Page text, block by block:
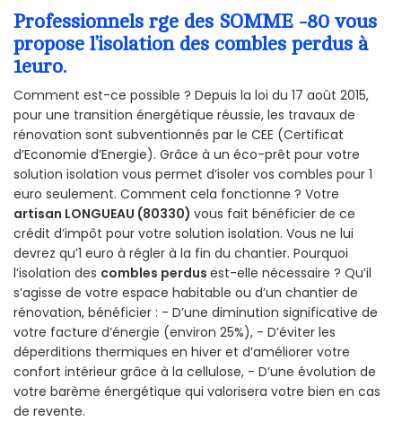
Professionnels rge des SOMME -80 vous
propose l’isolation des combles perdus à
1euro.
Comment est-ce possible ? Depuis la loi du 17 août 2015,
pour une transition énergétique réussie, les travaux de
rénovation sont subventionnés par le CEE (Certificat
d’Economie d’Energie). Grâce à un éco-prêt pour votre
solution isolation vous permet d’isoler vos combles pour 1
euro seulement. Comment cela fonctionne ? Votre
artisan LONGUEAU (80330) vous fait bénéficier de ce
crédit d’impôt pour votre solution isolation. Vous ne lui
devrez qu’1 euro à régler à la fin du chantier. Pourquoi
l’isolation des combles perdus est-elle nécessaire ? Qu’il
s’agisse de votre espace habitable ou d’un chantier de
rénovation, bénéficier : - D’une diminution significative de
votre facture d’énergie (environ 25%), - D’éviter les
déperditions thermiques en hiver et d’améliorer votre
confort intérieur grâce à la cellulose, - D’une évolution de
votre barème énergétique qui valorisera votre bien en cas
de revente.